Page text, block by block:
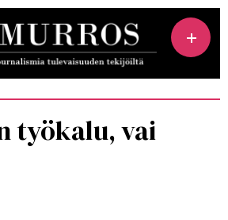
työkalu, vai